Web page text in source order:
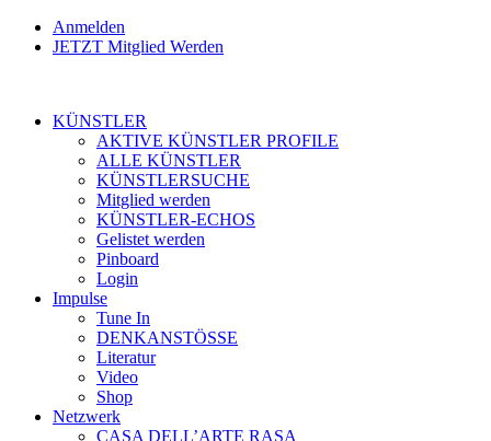
Anmelden
JETZT Mitglied Werden
KÜNSTLER
AKTIVE KÜNSTLER PROFILE
ALLE KÜNSTLER
KÜNSTLERSUCHE
Mitglied werden
KÜNSTLER-ECHOS
Gelistet werden
Pinboard
Login
Impulse
Tune In
DENKANSTÖSSE
Literatur
Video
Shop
Netzwerk
CASA DELL’ARTE RASA